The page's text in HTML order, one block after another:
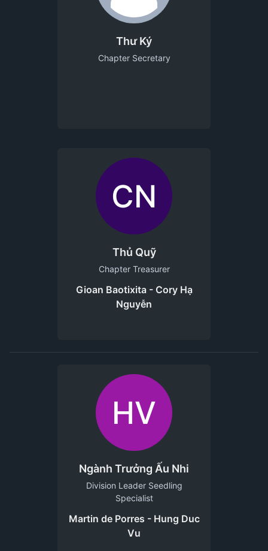
Thư Ký
Chapter Secretary
CN
Thủ Quỹ
Chapter Treasurer
Gioan Baotixita - Cory Hạ
Nguyễn
HV
Ngành Trưởng Ấu Nhi
Division Leader Seedling
Specialist
Martin de Porres - Hung Duc
Vu